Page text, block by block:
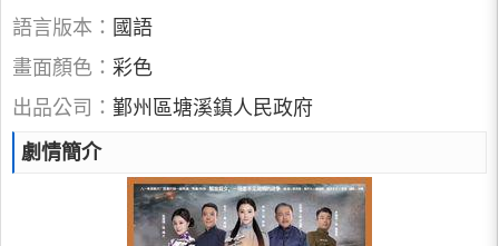
語言版本： 國語
畫面顏色： 彩色
出品公司： 鄞州區塘溪鎮人民政府
劇情簡介